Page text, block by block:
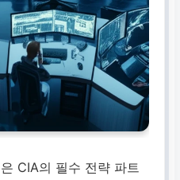
은 CIA의 필수 전략 파트